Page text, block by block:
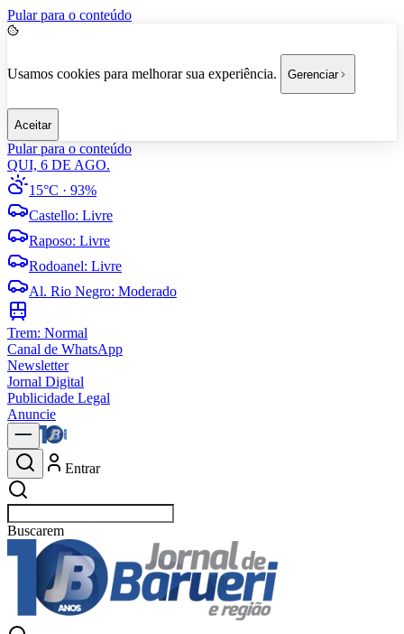
Pular para o conteúdo
Usamos cookies para melhorar sua experiência. Gerenciar
Aceitar
Pular para o conteúdo
QUI, 6 DE AGO.
15°C · 93%
Castello: Livre
Raposo: Livre
Rodoanel: Livre
Al. Rio Negro: Moderado
Trem: Normal
Canal de WhatsApp
Newsletter
Jornal Digital
Publicidade Legal
Anuncie
Entrar
Buscarpolítica